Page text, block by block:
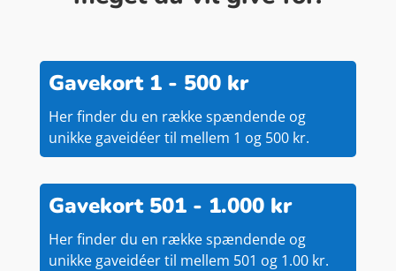
Gavekort 1 - 500 kr
Her finder du en række spændende og
unikke gaveidéer til mellem 1 og 500 kr.
Gavekort 501 - 1.000 kr
Her finder du en række spændende og
unikke gaveidéer til mellem 501 og 1.00 kr.